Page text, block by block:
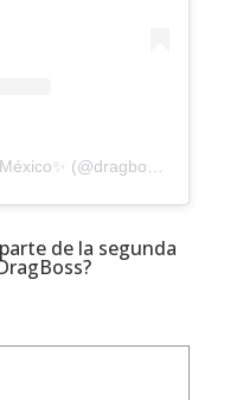
A post shared by Drag Boss México✨ (@dragbossmexico)
de la segunda